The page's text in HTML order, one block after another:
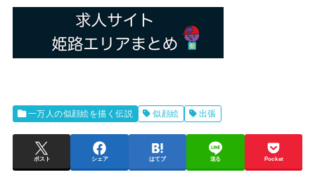
一万人の似顔絵を描く伝説 似顔絵 出張
ポスト シェア はてブ 送る Pocket